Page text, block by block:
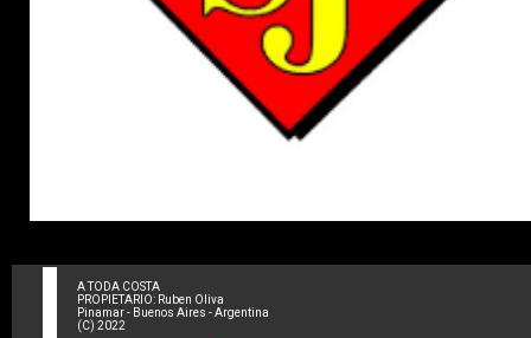
A TODA COSTA
PROPIETARIO: Ruben Oliva
Pinamar - Buenos Aires - Argentina
(C) 2022